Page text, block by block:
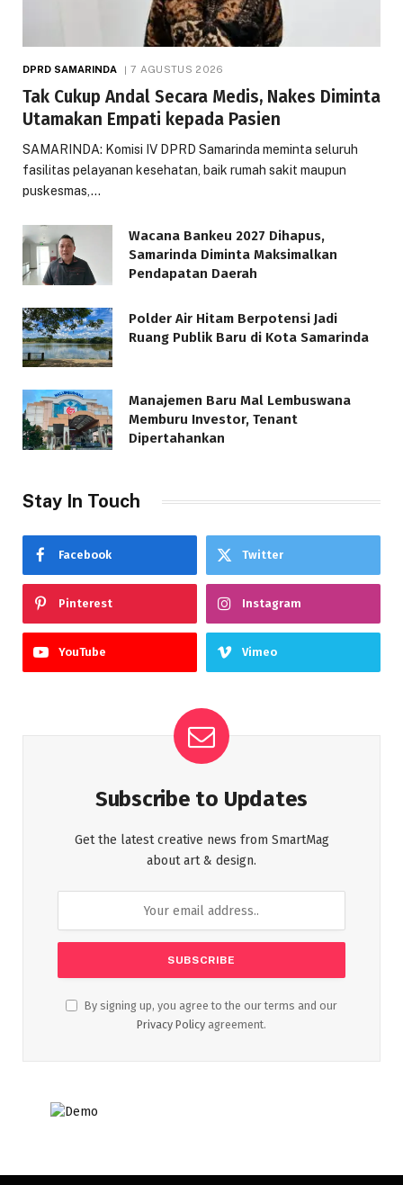
DPRD SAMARINDA 7 AGUSTUS 2026
Tak Cukup Andal Secara Medis, Nakes Diminta
Utamakan Empati kepada Pasien
SAMARINDA: Komisi IV DPRD Samarinda meminta seluruh
fasilitas pelayanan kesehatan, baik rumah sakit maupun
puskesmas,…
Wacana Bankeu 2027 Dihapus,
Samarinda Diminta Maksimalkan
Pendapatan Daerah
Polder Air Hitam Berpotensi Jadi
Ruang Publik Baru di Kota Samarinda
Manajemen Baru Mal Lembuswana
Memburu Investor, Tenant
Dipertahankan
Stay In Touch
Facebook Twitter
Pinterest Instagram
YouTube Vimeo
Subscribe to Updates
Get the latest creative news from SmartMag
about art & design.
By signing up, you agree to the our terms and our
Privacy Policy agreement.